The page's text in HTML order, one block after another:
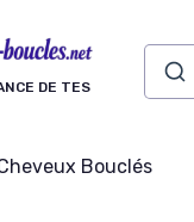
DE TES
Bouclés